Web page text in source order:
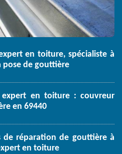
en toiture, spécialiste à
pose de gouttière
expert en toiture : couvreur
en 69440
de réparation de gouttière à
en toiture